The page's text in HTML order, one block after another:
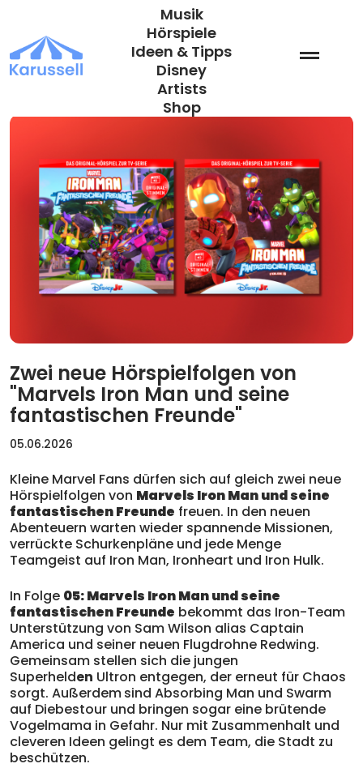
Musik
Hörspiele
Ideen & Tipps
Disney
Artists
Shop
Zwei neue Hörspielfolgen von
"Marvels Iron Man und seine
fantastischen Freunde"
05.06.2026
Kleine Marvel Fans dürfen sich auf gleich zwei neue
Hörspielfolgen von Marvels Iron Man und seine
fantastischen Freunde freuen. In den neuen
Abenteuern warten wieder spannende Missionen,
verrückte Schurkenpläne und jede Menge
Teamgeist auf Iron Man, Ironheart und Iron Hulk.
In Folge 05: Marvels Iron Man und seine
fantastischen Freunde bekommt das Iron-Team
Unterstützung von Sam Wilson alias Captain
America und seiner neuen Flugdrohne Redwing.
Gemeinsam stellen sich die jungen
Superhelden Ultron entgegen, der erneut für Chaos
sorgt. Außerdemsind Absorbing Man und Swarm
auf Diebestour und bringen sogar eine brütende
Vogelmama in Gefahr. Nur mit Zusammenhalt und
cleveren Ideen gelingt es dem Team, die Stadt zu
beschützen.